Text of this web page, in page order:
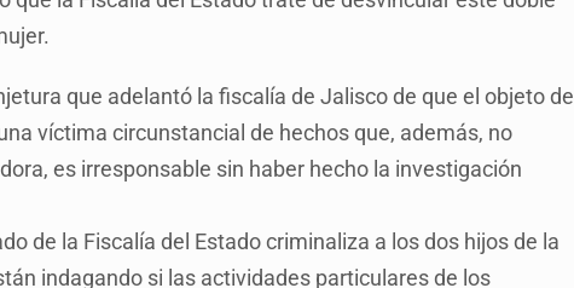
que adelantó la fiscalía de Jalisco de que el objeto de
víctima circunstancial de hechos que, además, no
es irresponsable sin haber hecho la investigación
de la Fiscalía del Estado criminaliza a los dos hijos de la
indagando si las actividades particulares de los